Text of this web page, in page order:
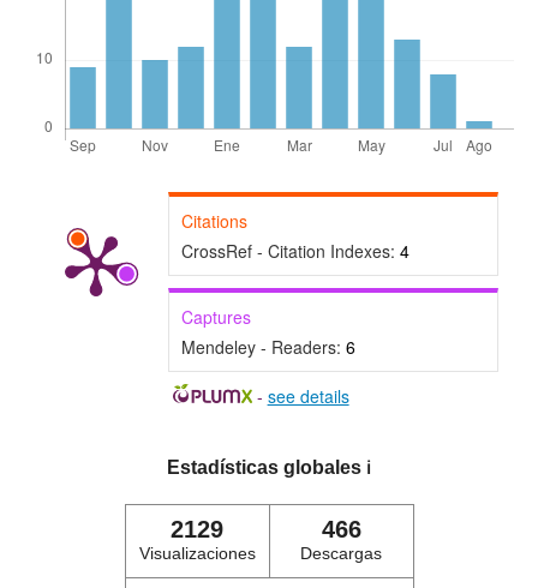
Citations
CrossRef - Citation Indexes: 4
Captures
Mendeley - Readers: 6
- see details
Estadísticas globales ℹ️
2129
Visualizaciones
466
Descargas